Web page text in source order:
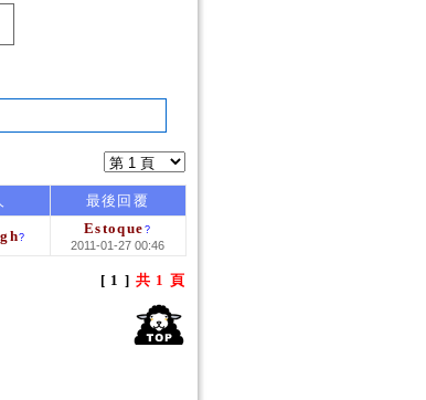
最後回覆
?
Estoque ?
2011-01-27 00:46
[ 1 ] 共 1 頁